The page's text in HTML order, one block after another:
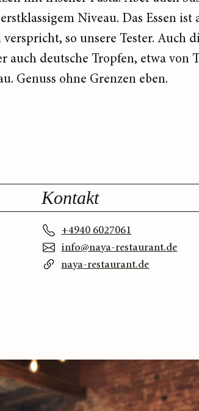
Niveau. Das Essen
so unsere Tester. Auch
deutsche Tropfen, etwa von
Genuss ohne Grenzen eben.
Kontakt
+4940 6027061
info@naya-restaurant.de
naya-restaurant.de